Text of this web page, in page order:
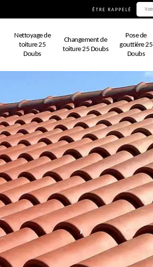
ÊTRE RAPPELÉ
Nettoyage de
toiture 25
Doubs
Changement de
toiture 25 Doubs
Pose de
gouttière 25
Doubs